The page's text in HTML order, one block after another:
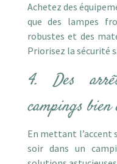
Achetez des
que des lampes
robustes et des
Priorisez la sécurité
4. Des
campings bien
En mettant l’accent
soir dans un